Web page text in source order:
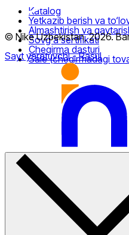
Katalog
Yetkazib berish va
Almashtirish va
Sovg‘a sertifikati
Chegirma dasturi
Sale (chegirmadagi
© Nike Uzbekistan,2026.
Sayt yaratuvchi- Rasul